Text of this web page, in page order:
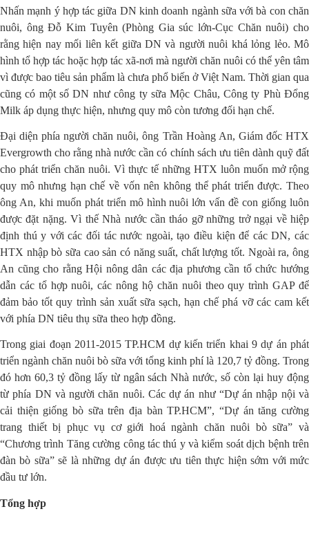
Nhấn mạnh ý hợp tác giữa DN kinh doanh ngành sữa với bà con chăn
nuôi, ông Đỗ Kim Tuyên (Phòng Gia súc lớn-Cục Chăn nuôi) cho
rằng hiện nay mối liên kết giữa DN và người nuôi khá lỏng lẻo. Mô
hình tổ hợp tác hoặc hợp tác xã-nơi mà người chăn nuôi có thể yên tâm
vì được bao tiêu sản phẩm là chưa phổ biến ở Việt Nam. Thời gian qua
cũng có một số DN như công ty sữa Mộc Châu, Công ty Phù Đổng
Milk áp dụng thực hiện, nhưng quy mô còn tương đối hạn chế.
Đại diện phía người chăn nuôi, ông Trần Hoàng An, Giám đốc HTX
Evergrowth cho rằng nhà nước cần có chính sách ưu tiên dành quỹ đất
cho phát triển chăn nuôi. Vì thực tế những HTX luôn muốn mở rộng
quy mô nhưng hạn chế về vốn nên không thể phát triển được. Theo
ông An, khi muốn phát triển mô hình nuôi lớn vấn đề con giống luôn
được đặt nặng. Vì thế Nhà nước cần tháo gỡ những trở ngại về hiệp
định thú y với các đối tác nước ngoài, tạo điều kiện để các DN, các
HTX nhập bò sữa cao sản có năng suất, chất lượng tốt. Ngoài ra, ông
An cũng cho rằng Hội nông dân các địa phương cần tổ chức hướng
dẫn các tổ hợp nuôi, các nông hộ chăn nuôi theo quy trình GAP để
đảm bảo tốt quy trình sản xuất sữa sạch, hạn chế phá vỡ các cam kết
với phía DN tiêu thụ sữa theo hợp đồng.
Trong giai đoạn 2011-2015 TP.HCM dự kiến triển khai 9 dự án phát
triển ngành chăn nuôi bò sữa với tổng kinh phí là 120,7 tỷ đồng. Trong
đó hơn 60,3 tỷ đồng lấy từ ngân sách Nhà nước, số còn lại huy động
từ phía DN và người chăn nuôi. Các dự án như “Dự án nhập nội và
cải thiện giống bò sữa trên địa bàn TP.HCM”, “Dự án tăng cường
trang thiết bị phục vụ cơ giới hoá ngành chăn nuôi bò sữa” và
“Chương trình Tăng cường công tác thú y và kiểm soát dịch bệnh trên
đàn bò sữa” sẽ là những dự án được ưu tiên thực hiện sớm với mức
đầu tư lớn.
Tổng hợp